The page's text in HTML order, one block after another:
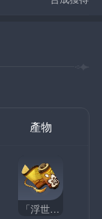
產物
「浮世」的哲學